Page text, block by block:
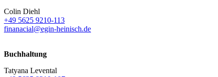
Colin Diehl
+49 5625 9210-113
finanacial@egin-heinisch.de
Buchhaltung
Tatyana Levental